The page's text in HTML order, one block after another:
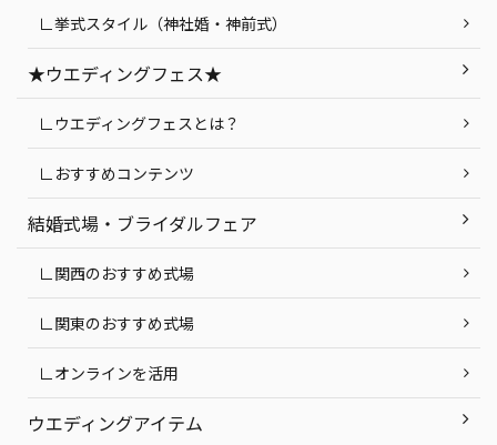
∟挙式スタイル（神社婚・神前式）
★ウエディングフェス★
∟ウエディングフェスとは？
∟おすすめコンテンツ
結婚式場・ブライダルフェア
∟関西のおすすめ式場
∟関東のおすすめ式場
∟オンラインを活用
ウエディングアイテム